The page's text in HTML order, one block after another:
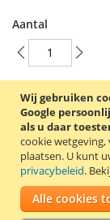
Wij gebruiken
Google
als u daar
cookie
plaatsen. U kunt
privacybeleid.
Alle cookies
Aantal